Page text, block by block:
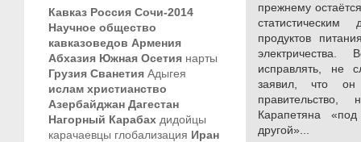
Кавказ Россия Сочи-2014
Научное общество
кавказоведов Армения
Абхазия Южная Осетия нарты
Грузия Сванетия Адыгея
ислам христианство
Азербайджан Дагестан
Нагорный Карабах дидойцы
карачаевцы глобализация Иран
прежнему
продуктов
исправлять, не
заявил, что
Карапетяна
другой»...